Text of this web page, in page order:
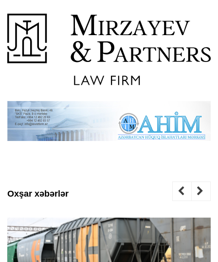
Oxşar xəbərlər